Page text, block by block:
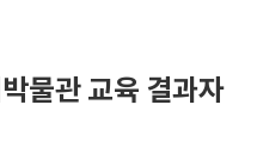
물관 교육 결과자